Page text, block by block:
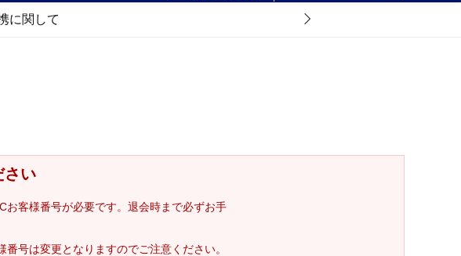
に関して
さい
客様番号が必要です。退会時まで必ずお手
号は変更となりますのでご注意ください。